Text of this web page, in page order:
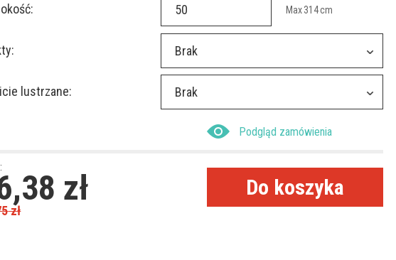
Max314cm
Brak
lustrzane: Brak
Podgląd zamówienia
zł
zł